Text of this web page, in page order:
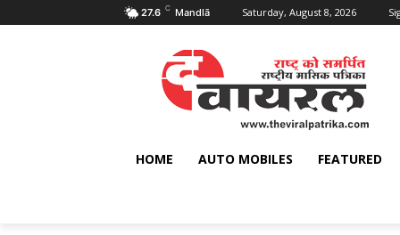
27.6 C Mandlā Saturday, August 8, 2026
HOME AUTO MOBILES FEATURED